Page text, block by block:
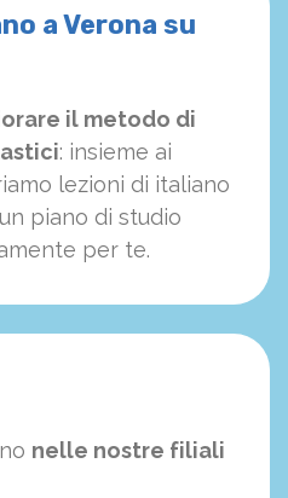
a Verona su
il metodo di
: insieme ai
lezioni di italiano
piano di studio
per te.
nelle nostre filiali